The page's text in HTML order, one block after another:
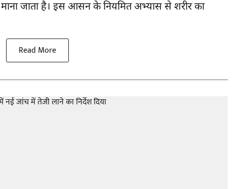
जाता है। इस आसन के नियमित अभ्यास से शरीर का
Read More